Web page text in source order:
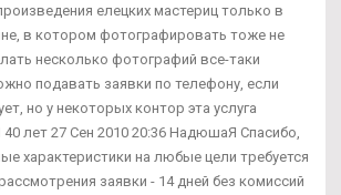
елецких мастериц только в
в котором фотографировать тоже не
несколько фотографий все-таки
подавать заявки по телефону, если
но у некоторых контор эта услуга
лет 27 Сен 2010 20:36 НадюшаЯ Спасибо,
характеристики на любые цели требуется
заявки - 14 дней без комиссий